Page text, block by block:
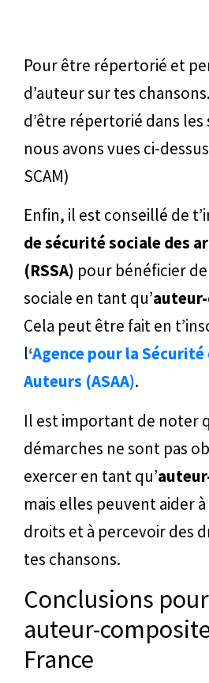
Pour être répertorié et
d’auteur sur tes
d’être répertorié dans les
nous avons vues ci-
SCAM)
Enfin, il est conseillé de
de sécurité sociale des
(RSSA) pour bénéficier
sociale en tant qu’
Cela peut être fait en
l‘Agence pour la
Auteurs (ASAA).
Il est important de noter
démarches ne sont pas
exercer en tant qu’
mais elles peuvent aider
droits et à percevoir des
tes chansons.
Conclusions
auteur-
France